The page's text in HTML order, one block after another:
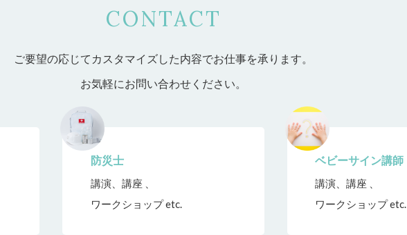
CONTACT
ご要望の応じてカスタマイズした内容でお仕事を承ります。
お気軽にお問い合わせください。
防災士
講演、講座 、
ワークショップ etc.
ベビーサイン講師
講演、講座 、
ワークショップ etc.